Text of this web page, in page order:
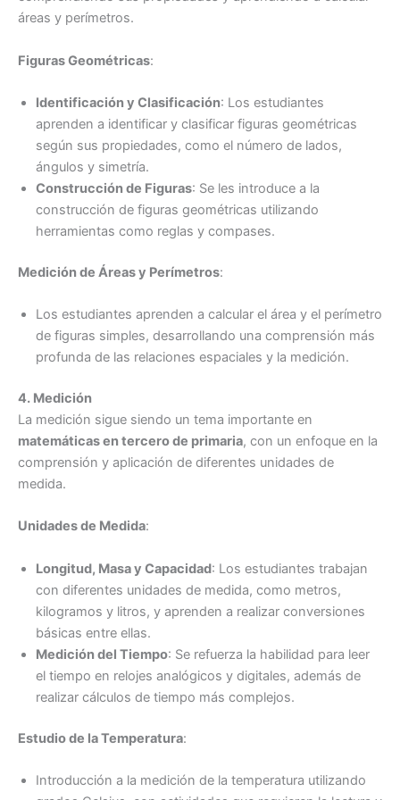
áreas y perímetros.
Figuras Geométricas:
Identificación y Clasificación: Los estudiantes
aprenden a identificar y clasificar figuras geométricas
según sus propiedades, como el número de lados,
ángulos y simetría.
Construcción de Figuras: Se les introduce a la
construcción de figuras geométricas utilizando
herramientas como reglas y compases.
Medición de Áreas y Perímetros:
Los estudiantes aprenden a calcular el área y el perímetro
de figuras simples, desarrollando una comprensión más
profunda de las relaciones espaciales y la medición.
4. Medición
La medición sigue siendo un tema importante en
matemáticas en tercero de primaria, con un enfoque en la
comprensión y aplicación de diferentes unidades de
medida.
Unidades de Medida:
Longitud, Masa y Capacidad: Los estudiantes trabajan
con diferentes unidades de medida, como metros,
kilogramos y litros, y aprenden a realizar conversiones
básicas entre ellas.
Medición del Tiempo: Se refuerza la habilidad para leer
el tiempo en relojes analógicos y digitales, además de
realizar cálculos de tiempo más complejos.
Estudio de la Temperatura:
Introducción a la medición de la temperatura utilizando